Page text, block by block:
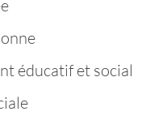
éducatif et social